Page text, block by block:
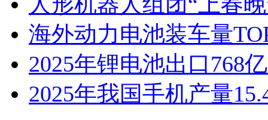
海外动力电池装车量
2025年锂电池出口768
2025年我国手机产量